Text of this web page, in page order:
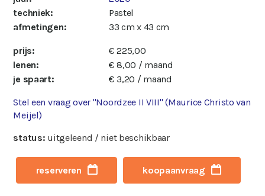
techniek:
Pastel
afmetingen:
33 cm x 43 cm
prijs:
€ 225,00
lenen:
€ 8,00 / maand
je spaart:
€ 3,20 / maand
Stel een vraag over "Noordzee II VIII" (Maurice Christo van
Meijel)
status: uitgeleend / niet beschikbaar
reserveren koopaanvraag